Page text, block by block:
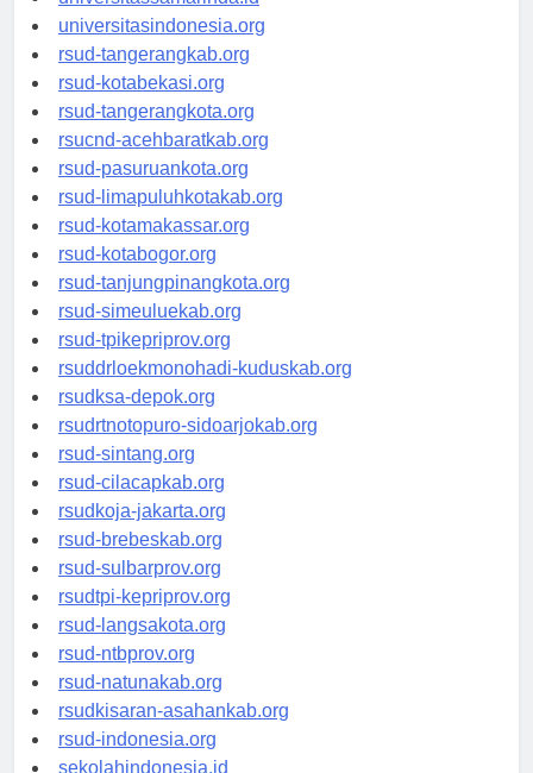
universitassamarinda.id
universitasindonesia.org
rsud-tangerangkab.org
rsud-kotabekasi.org
rsud-tangerangkota.org
rsucnd-acehbaratkab.org
rsud-pasuruankota.org
rsud-limapuluhkotakab.org
rsud-kotamakassar.org
rsud-kotabogor.org
rsud-tanjungpinangkota.org
rsud-simeuluekab.org
rsud-tpikepriprov.org
rsuddrloekmonohadi-kuduskab.org
rsudksa-depok.org
rsudrtnotopuro-sidoarjokab.org
rsud-sintang.org
rsud-cilacapkab.org
rsudkoja-jakarta.org
rsud-brebeskab.org
rsud-sulbarprov.org
rsudtpi-kepriprov.org
rsud-langsakota.org
rsud-ntbprov.org
rsud-natunakab.org
rsudkisaran-asahankab.org
rsud-indonesia.org